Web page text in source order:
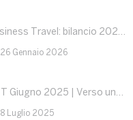
Business Travel: bilancio 2025 e outlook 2026
26 Gennaio 2026
BTT Giugno 2025 | Verso una Nuova Fase del Business Travel: Segnali Positivi, ma la Geopolitica Detterà le Regole del Gioco
8 Luglio 2025